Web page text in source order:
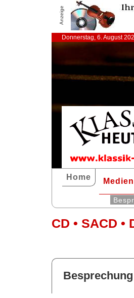
Anzeige
Donnerstag, 6. August
Home Medien
CD • SACD •